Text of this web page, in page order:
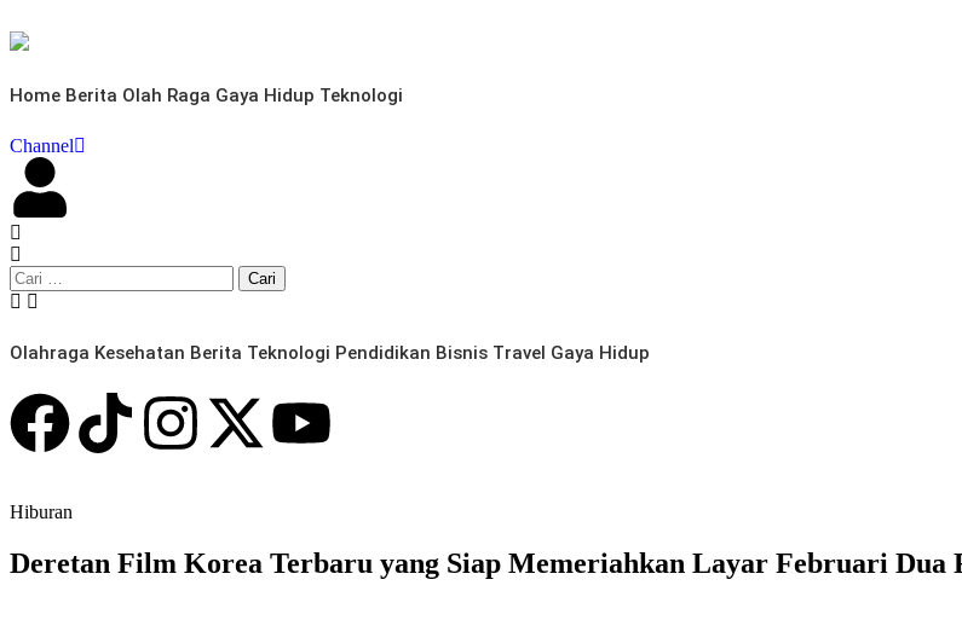
Home Berita Olah Raga Gaya Hidup Teknologi
Channel
Olahraga Kesehatan Berita Teknologi Pendidikan Bisnis Travel Gaya Hidup
Hiburan
Deretan Film Korea Terbaru yang Siap Memeriahkan Layar Februari Dua